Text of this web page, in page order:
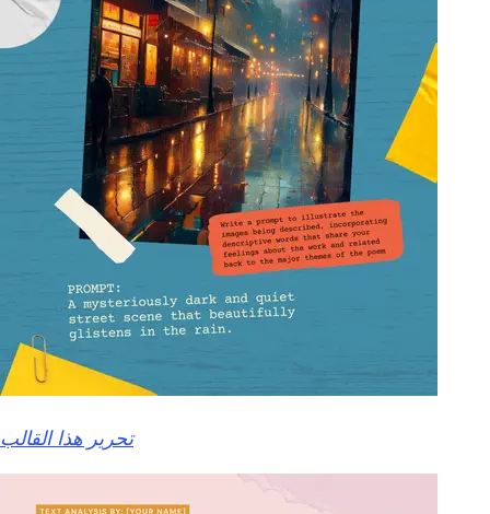
تحرير هذا القالب